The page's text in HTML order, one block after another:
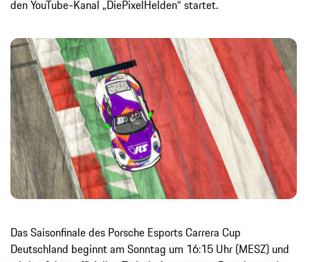
den YouTube-Kanal „DiePixelHelden“ startet.
Das Saisonfinale des Porsche Esports Carrera Cup
Deutschland beginnt am Sonntag um 16:15 Uhr (MESZ) und